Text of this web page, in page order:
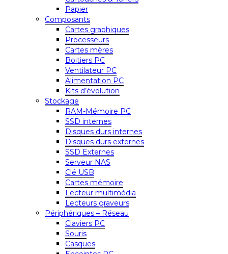
Papier
Composants
Cartes graphiques
Processeurs
Cartes mères
Boitiers PC
Ventilateur PC
Alimentation PC
Kits d’évolution
Stockage
RAM-Mémoire PC
SSD internes
Disques durs internes
Disques durs externes
SSD Externes
Serveur NAS
Clé USB
Cartes mémoire
Lecteur multimédia
Lecteurs graveurs
Périphériques – Réseau
Claviers PC
Souris
Casques